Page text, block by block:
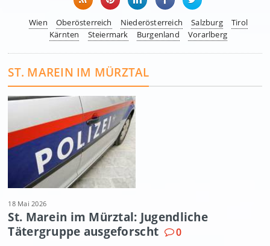
Wien Oberösterreich Niederösterreich Salzburg
Tirol
Kärnten
Steiermark Burgenland Vorarlberg
ST. MAREIN IM MÜRZTAL
18 Mai 2026
St. Marein im Mürztal: Jugendliche
Tätergruppe ausgeforscht
0